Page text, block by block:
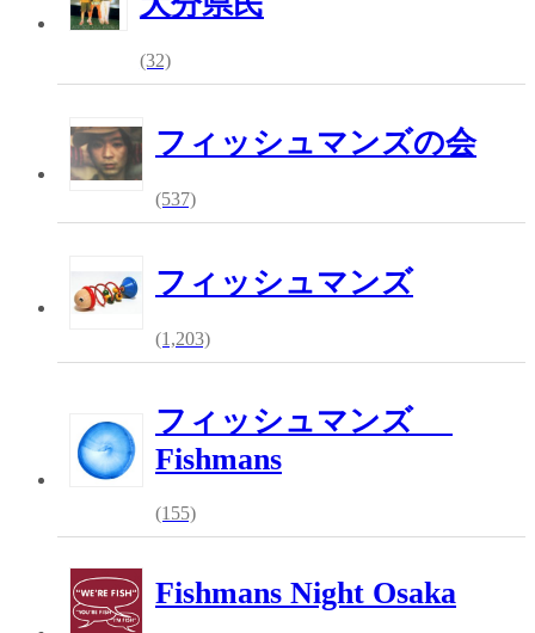
(32)
フィッシュマンズの会
(537)
フィッシュマンズ
(1,203)
フィッシュマンズ
Fishmans
(155)
Fishmans Night Osaka